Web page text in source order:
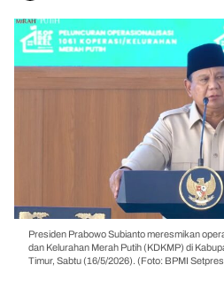
Presiden Prabowo Subianto meresmikan
dan Kelurahan Merah Putih (KDKMP) di
Timur, Sabtu (16/5/2026). (Foto: BPMI